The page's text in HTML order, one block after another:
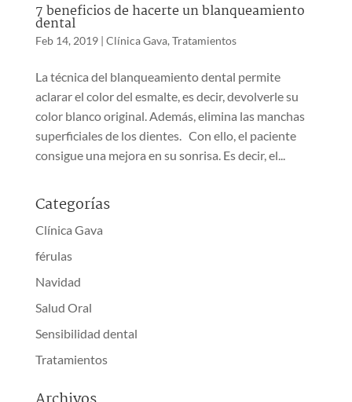
7 beneficios de hacerte un blanqueamiento
dental
Feb 14, 2019| Clínica Gava,Tratamientos
La técnica del blanqueamiento dental permite
aclarar el color del esmalte, es decir, devolverle su
color blanco original. Además, elimina las manchas
superficiales de los dientes. Con ello, el paciente
consigue una mejora en su sonrisa. Es decir, el...
Categorías
Clínica Gava
férulas
Navidad
Salud Oral
Sensibilidad dental
Tratamientos